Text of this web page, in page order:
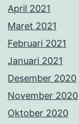
April 2021
Maret 2021
Februari 2021
Januari 2021
Desember 2020
November 2020
Oktober 2020